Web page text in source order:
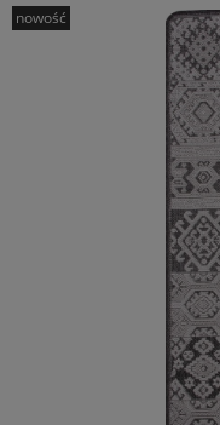
nowość